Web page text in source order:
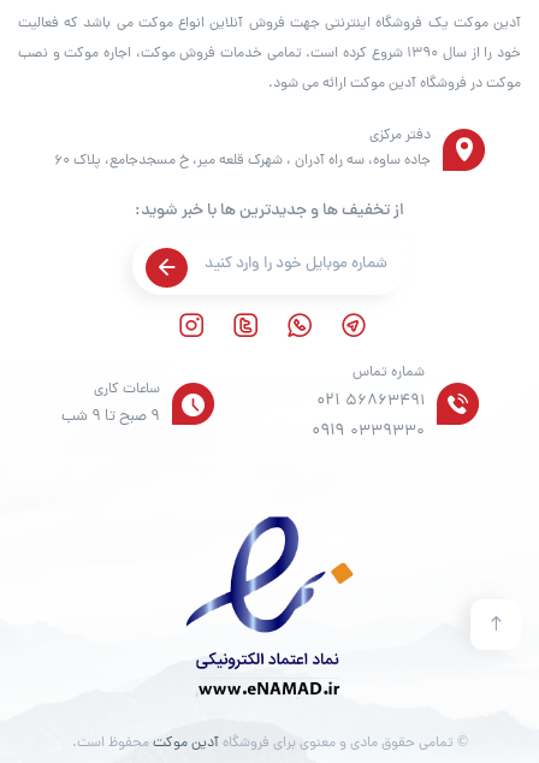
آدین موکت یک فروشگاه اینترنتی جهت فروش آنلاین انواع موکت می باشد که فعالیت
خود را از سال ۱۳۹۰ شروع کرده است. تمامی خدمات فروش موکت، اجاره موکت و نصب
موکت در فروشگاه آدین موکت ارائه می شود.
شماره تماس
021 56863491
0919 0339330
ساعات کاری
9 صبح تا 9 شب
دفتر مرکزی
جاده ساوه، سه راه آدران ، شهرک قلعه میر، خ مسجدجامع، پلاک 60
از تخفیف ها و جدیدترین ها با خبر شوید:
© تمامی حقوق مادی و معنوی برای فروشگاهآدین موکتمحفوظ است.